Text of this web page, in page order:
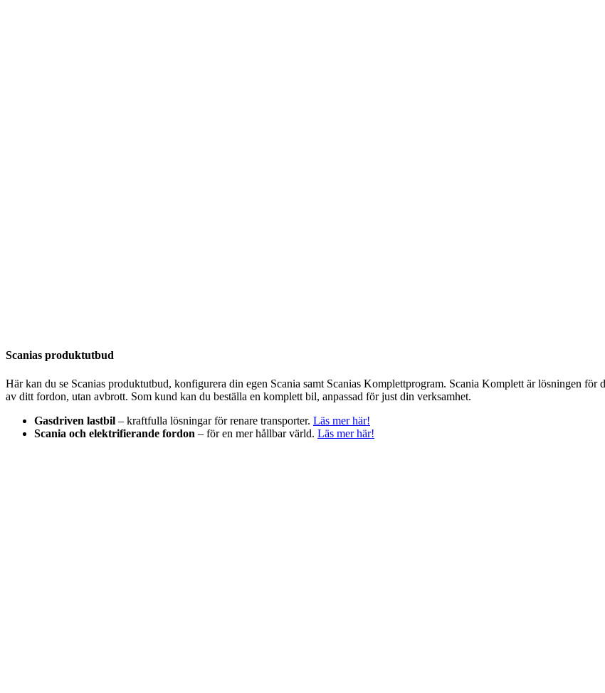
Scanias produktutbud
Här kan du se Scanias produktutbud, konfigurera din egen Scania samt Scanias Komplettprogram. Scania Komplett är lösningen
av ditt fordon, utan avbrott. Som kund kan du beställa en komplett bil, anpassad för just din verksamhet.
Gasdriven lastbil – kraftfulla lösningar för renare transporter. Läs mer här!
Scania och elektrifierande fordon – för en mer hållbar värld. Läs mer här!